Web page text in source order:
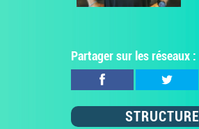
Partager sur les réseaux :
STRUCTURE